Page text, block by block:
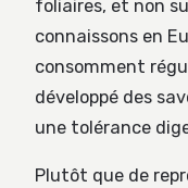
foliaires, et non
connaissons en
consomment
développé des
une tolérance
Plutôt que de